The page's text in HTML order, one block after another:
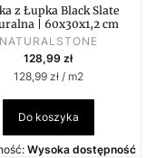
z Łupka Black Slate
| 60x30x1,2 cm
PRODUCENT
NATURALSTONE
Cena
128,99 zł
Cena jednostkowa
128,99 zł / m2
Do koszyka
Wysoka dostępność